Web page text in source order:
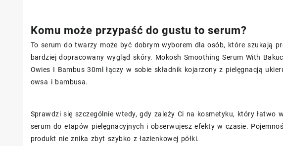
Komu może przypaść do gustu to serum?
To serum do twarzy może być dobrym wyborem dla osób, które szukają
bardziej dopracowany wygląd skóry. Mokosh Smoothing Serum With
Owies I Bambus 30ml łączy w sobie składnik kojarzony z pielęgnacją
owsa i bambusa.
Sprawdzi się szczególnie wtedy, gdy zależy Ci na kosmetyku, który łatwo
serum do etapów pielęgnacyjnych i obserwujesz efekty w czasie.
produkt nie znika zbyt szybko z łazienkowej półki.